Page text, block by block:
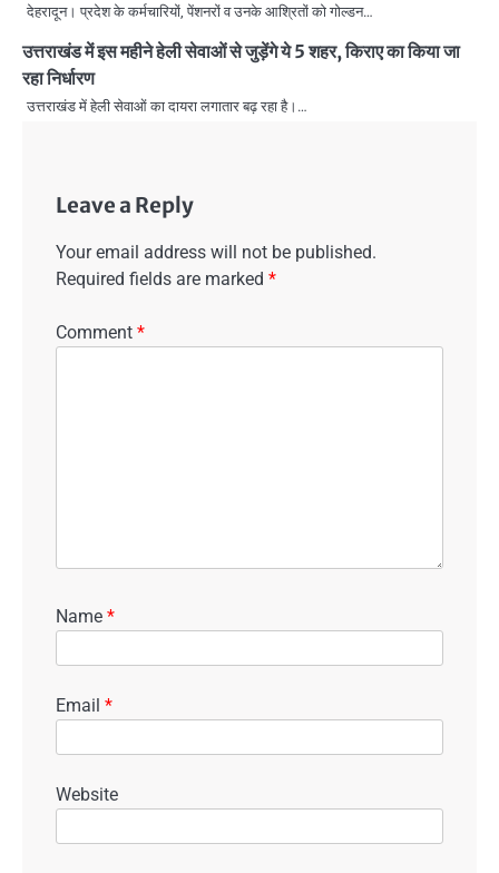
देहरादून। प्रदेश के कर्मचारियों, पेंशनरों व उनके आश्रितों को गोल्डन…
उत्तराखंड में इस महीने हेली सेवाओं से जुड़ेंगे ये 5 शहर, किराए का किया जा
रहा निर्धारण
उत्तराखंड में हेली सेवाओं का दायरा लगातार बढ़ रहा है।…
Leave a Reply
Your email address will not be published.
Required fields are marked *
Comment *
Name *
Email *
Website